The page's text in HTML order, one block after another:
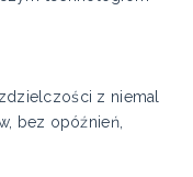
z niemal
bez opóźnień,